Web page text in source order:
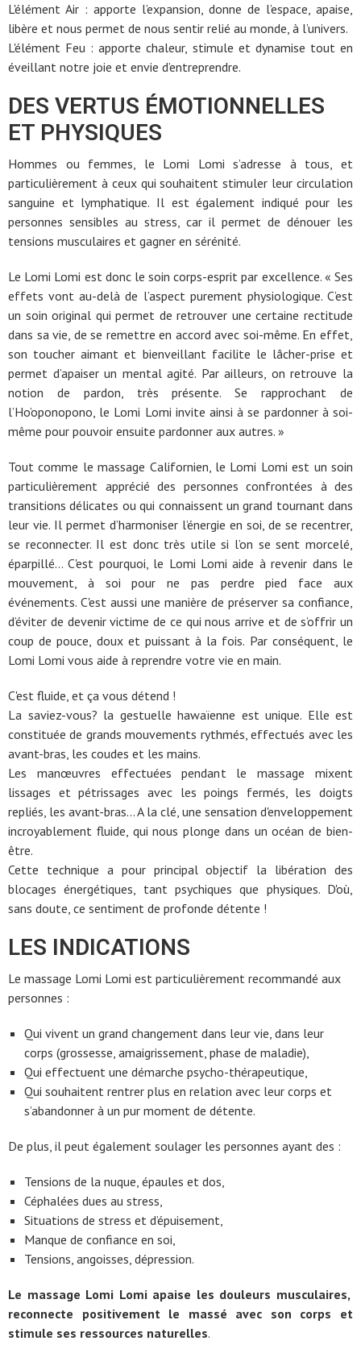
L'élément Air : apporte l’expansion, donne de l’espace, apaise,
libère et nous permet de nous sentir relié au monde, à l’univers.
L'élément Feu : apporte chaleur, stimule et dynamise tout en
éveillant notre joie et envie d’entreprendre.
DES VERTUS ÉMOTIONNELLES
ET PHYSIQUES
Hommes ou femmes, le Lomi Lomi s’adresse à tous, et
particulièrement à ceux qui souhaitent stimuler leur circulation
sanguine et lymphatique. Il est également indiqué pour les
personnes sensibles au stress, car il permet de dénouer les
tensions musculaires et gagner en sérénité.
Le Lomi Lomi est donc le soin corps-esprit par excellence. « Ses
effets vont au-delà de l’aspect purement physiologique. C’est
un soin original qui permet de retrouver une certaine rectitude
dans sa vie, de se remettre en accord avec soi-même. En effet,
son toucher aimant et bienveillant facilite le lâcher-prise et
permet d’apaiser un mental agité. Par ailleurs, on retrouve la
notion de pardon, très présente. Se rapprochant de
l’Ho’oponopono, le Lomi Lomi invite ainsi à se pardonner à soi-
même pour pouvoir ensuite pardonner aux autres. »
Tout comme le massage Californien, le Lomi Lomi est un soin
particulièrement apprécié des personnes confrontées à des
transitions délicates ou qui connaissent un grand tournant dans
leur vie. Il permet d’harmoniser l’énergie en soi, de se recentrer,
se reconnecter. Il est donc très utile si l’on se sent morcelé,
éparpillé… C'est pourquoi, le Lomi Lomi aide à revenir dans le
mouvement, à soi pour ne pas perdre pied face aux
événements. C'est aussi une manière de préserver sa confiance,
d’éviter de devenir victime de ce qui nous arrive et de s’offrir un
coup de pouce, doux et puissant à la fois. Par conséquent, le
Lomi Lomi vous aide à reprendre votre vie en main.
C'est fluide, et ça vous détend !
La saviez-vous? la gestuelle hawaïenne est unique. Elle est
constituée de grands mouvements rythmés, effectués avec les
avant-bras, les coudes et les mains.
Les manœuvres effectuées pendant le massage mixent
lissages et pétrissages avec les poings fermés, les doigts
repliés, les avant-bras... A la clé, une sensation d'enveloppement
incroyablement fluide, qui nous plonge dans un océan de bien-
être.
Cette technique a pour principal objectif la libération des
blocages énergétiques, tant psychiques que physiques. D'où,
sans doute, ce sentiment de profonde détente !
LES INDICATIONS
Le massage Lomi Lomi est particulièrement recommandé aux
personnes :
Qui vivent un grand changement dans leur vie, dans leur
corps (grossesse, amaigrissement, phase de maladie),
Qui effectuent une démarche psycho-thérapeutique,
Qui souhaitent rentrer plus en relation avec leur corps et
s’abandonner à un pur moment de détente.
De plus, il peut également soulager les personnes ayant des :
Tensions de la nuque, épaules et dos,
Céphalées dues au stress,
Situations de stress et d’épuisement,
Manque de confiance en soi,
Tensions, angoisses, dépression.
Le massage Lomi Lomi apaise les douleurs musculaires,
reconnecte positivement le massé avec son corps et
stimule ses ressources naturelles.